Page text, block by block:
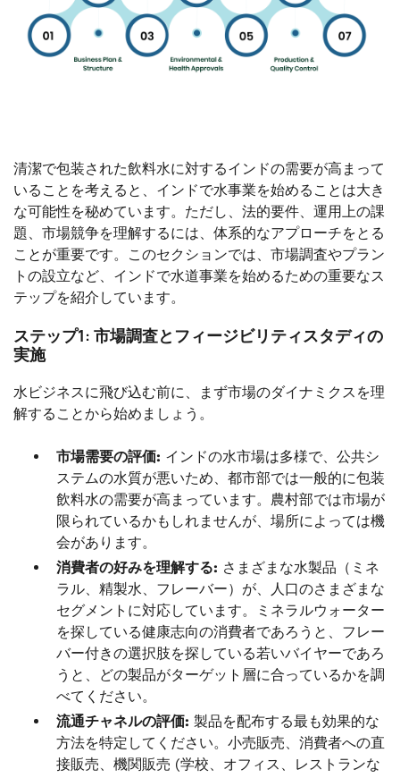
清潔で包装された飲料水に対するインドの需要が高まって
いることを考えると、インドで水事業を始めることは大き
な可能性を秘めています。ただし、法的要件、運用上の課
題、市場競争を理解するには、体系的なアプローチをとる
ことが重要です。このセクションでは、市場調査やプラン
トの設立など、インドで水道事業を始めるための重要なス
テップを紹介しています。
ステップ1: 市場調査とフィージビリティスタディの
実施
水ビジネスに飛び込む前に、まず市場のダイナミクスを理
解することから始めましょう。
市場需要の評価: インドの水市場は多様で、公共シ
ステムの水質が悪いため、都市部では一般的に包装
飲料水の需要が高まっています。農村部では市場が
限られているかもしれませんが、場所によっては機
会があります。
消費者の好みを理解する: さまざまな水製品（ミネ
ラル、精製水、フレーバー）が、人口のさまざまな
セグメントに対応しています。ミネラルウォーター
を探している健康志向の消費者であろうと、フレー
バー付きの選択肢を探している若いバイヤーであろ
うと、どの製品がターゲット層に合っているかを調
べてください。
流通チャネルの評価: 製品を配布する最も効果的な
方法を特定してください。小売販売、消費者への直
接販売、機関販売 (学校、オフィス、レストランな